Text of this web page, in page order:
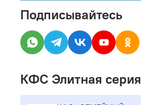
Подписывайтесь
КФС Элитная серия